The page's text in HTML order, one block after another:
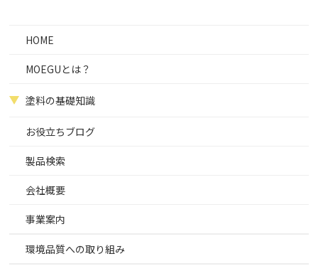
HOME
MOEGUとは？
塗料の基礎知識
お役立ちブログ
製品検索
会社概要
事業案内
環境品質への取り組み